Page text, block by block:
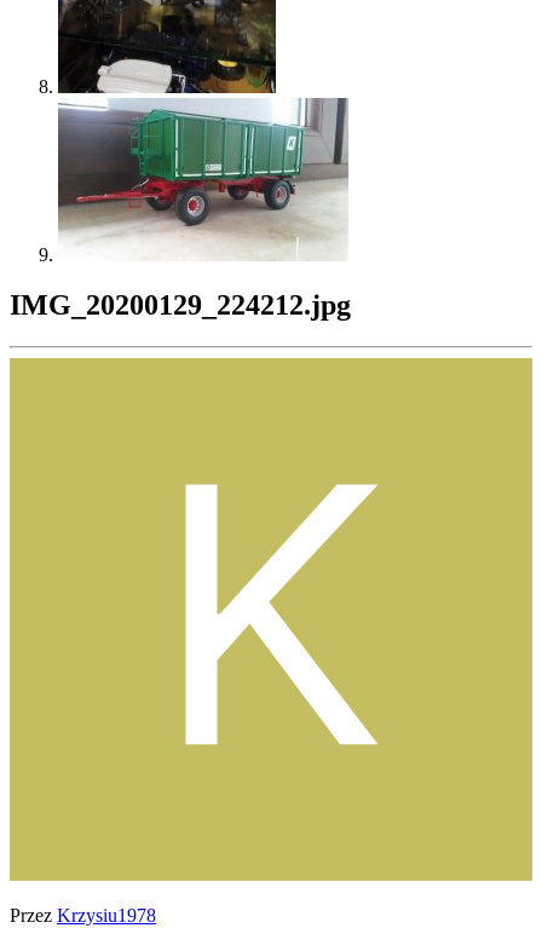
IMG_20200129_224212.jpg
Przez Krzysiu1978